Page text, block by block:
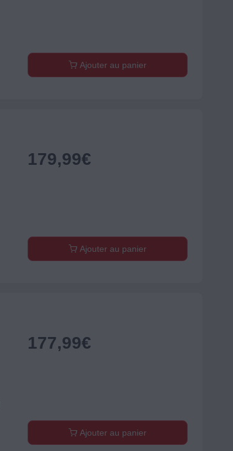
Ajouter au panier
179,99€
Ajouter au panier
177,99€
Ajouter au panier